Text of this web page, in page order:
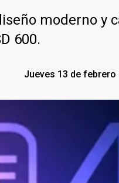
moderno y
600.
Jueves 13 de febrero